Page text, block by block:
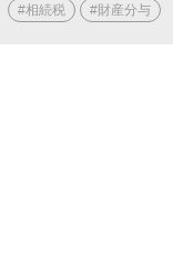
#相続税 #財産分与